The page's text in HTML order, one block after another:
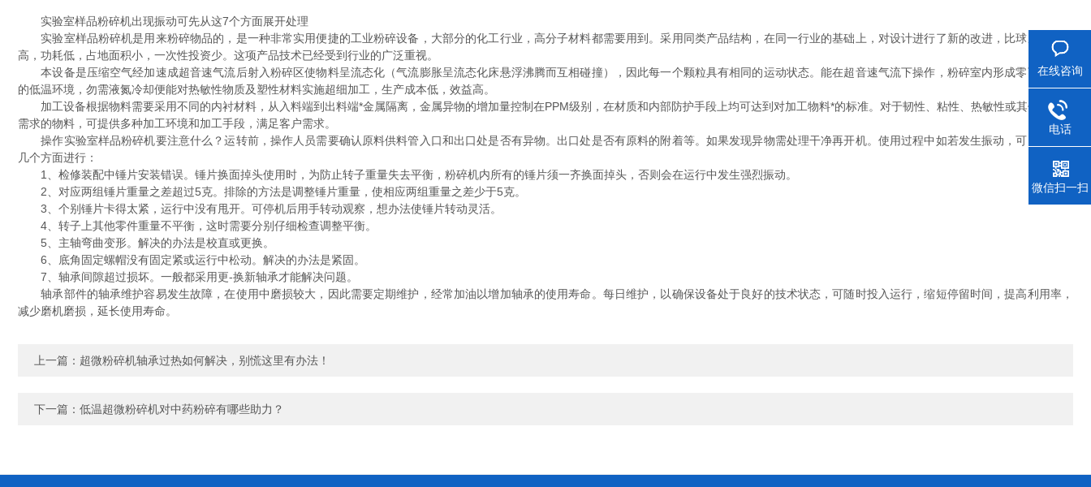
实验室样品粉碎机出现振动可先从这7个方面展开处理
实验室样品粉碎机是用来粉碎物品的，是一种非常实用便捷的工业粉碎设备，大部分的化工行业，高分子材料都需要用到。采用同类产品结构，在同一行业的基础上，对设计进行了新的改进，比球磨机效率
高，功耗低，占地面积小，一次性投资少。这项产品技术已经受到行业的广泛重视。
本设备是压缩空气经加速成超音速气流后射入粉碎区使物料呈流态化（气流膨胀呈流态化床悬浮沸腾而互相碰撞），因此每一个颗粒具有相同的运动状态。能在超音速气流下操作，粉碎室内形成零下数十度
的低温环境，勿需液氮冷却便能对热敏性物质及塑性材料实施超细加工，生产成本低，效益高。
加工设备根据物料需要采用不同的内衬材料，从入料端到出料端*金属隔离，金属异物的增加量控制在PPM级别，在材质和内部防护手段上均可达到对加工物料*的标准。对于韧性、粘性、热敏性或其他有特殊
需求的物料，可提供多种加工环境和加工手段，满足客户需求。
操作实验室样品粉碎机要注意什么？运转前，操作人员需要确认原料供料管入口和出口处是否有异物。出口处是否有原料的附着等。如果发现异物需处理干净再开机。使用过程中如若发生振动，可以从以下
几个方面进行：
1、检修装配中锤片安装错误。锤片换面掉头使用时，为防止转子重量失去平衡，粉碎机内所有的锤片须一齐换面掉头，否则会在运行中发生强烈振动。
2、对应两组锤片重量之差超过5克。排除的方法是调整锤片重量，使相应两组重量之差少于5克。
3、个别锤片卡得太紧，运行中没有甩开。可停机后用手转动观察，想办法使锤片转动灵活。
4、转子上其他零件重量不平衡，这时需要分别仔细检查调整平衡。
5、主轴弯曲变形。解决的办法是校直或更换。
6、底角固定螺帽没有固定紧或运行中松动。解决的办法是紧固。
7、轴承间隙超过损坏。一般都采用更-换新轴承才能解决问题。
轴承部件的轴承维护容易发生故障，在使用中磨损较大，因此需要定期维护，经常加油以增加轴承的使用寿命。每日维护，以确保设备处于良好的技术状态，可随时投入运行，缩短停留时间，提高利用率，
减少磨机磨损，延长使用寿命。
上一篇： 超微粉碎机轴承过热如何解决，别慌这里有办法！
下一篇： 低温超微粉碎机对中药粉碎有哪些助力？
在线咨询
电话
微信扫一扫